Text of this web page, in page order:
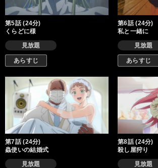
第5話 (24分)
くらどに様
見放題
あらすじ
第6話 (24分)
私と一緒に
見放題
あらすじ
第7話 (24分)
蟲使いの結婚式
見放題
第8話 (24分)
殺し屋狩り
見放題